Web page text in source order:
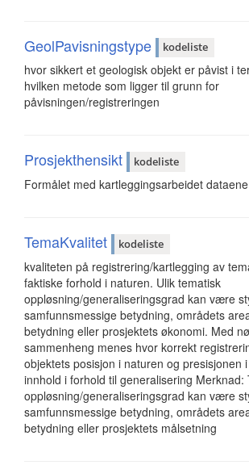
GeolPavisningstype kodeliste
hvor sikkert et geologisk objekt er påvist i
hvilken metode som ligger til grunn for
påvisningen/registreringen
Prosjekthensikt kodeliste
Formålet med kartleggingsarbeidet
TemaKvalitet kodeliste
kvaliteten på registrering/kartlegging av
faktiske forhold i naturen. Ulik tematisk
oppløsning/generaliseringsgrad kan være
samfunnsmessige betydning, områdets
betydning eller prosjektets økonomi. Med
sammenheng menes hvor korrekt
objektets posisjon i naturen og presisjonen
innhold i forhold til generalisering Merknad:
oppløsning/generaliseringsgrad kan være
samfunnsmessige betydning, områdets
betydning eller prosjektets målsetning